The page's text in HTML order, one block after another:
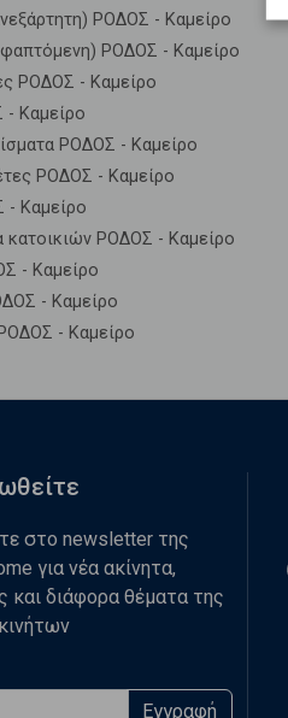
ΡΟΔΟΣ - Καμείρο
ΡΟΔΟΣ - Καμείρο
ΡΟΔΟΣ - Καμείρο
Καμείρο
ΡΟΔΟΣ - Καμείρο
ΡΟΔΟΣ - Καμείρο
- Καμείρο
κατοικιών ΡΟΔΟΣ - Καμείρο
- Καμείρο
- Καμείρο
- Καμείρο
στο newsletter της
για νέα ακίνητα,
και διάφορα θέματα της
Εγγραφή